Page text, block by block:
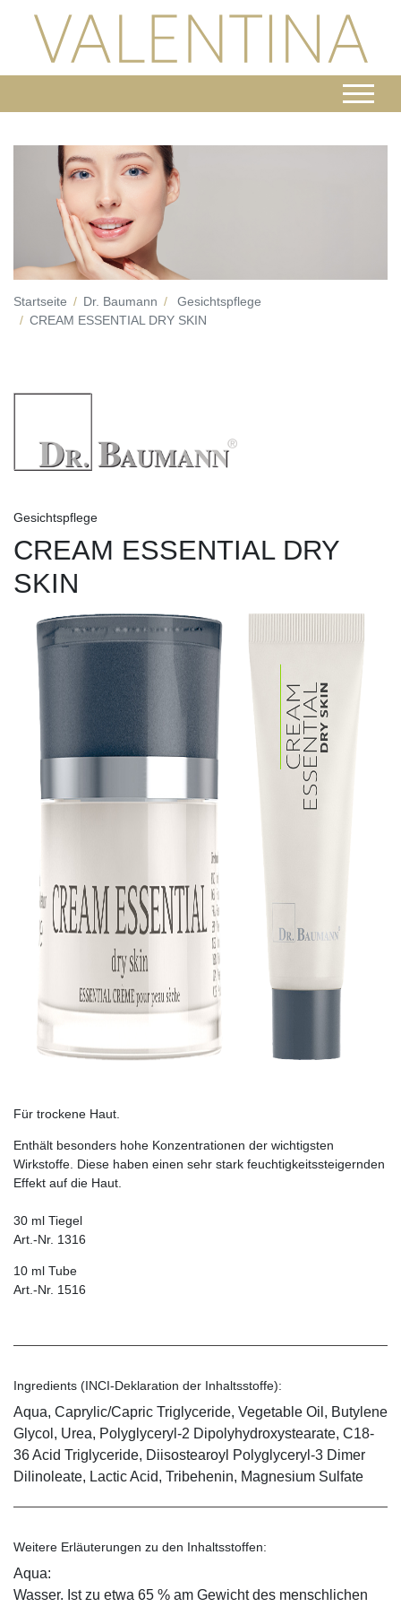
Startseite Dr. Baumann
Gesichtspflege
CREAM ESSENTIAL DRY SKIN
Gesichtspflege
CREAM ESSENTIAL DRY
SKIN
Für trockene Haut.
Enthält besonders hohe Konzentrationen der wichtigsten
Wirkstoffe. Diese haben einen sehr stark feuchtigkeitssteigernden
Effekt auf die Haut.
30 ml Tiegel
Art.-Nr. 1316
10 ml Tube
Art.-Nr. 1516
Ingredients (INCI-Deklaration der Inhaltsstoffe):
Aqua, Caprylic/Capric Triglyceride, Vegetable Oil, Butylene
Glycol, Urea, Polyglyceryl-2 Dipolyhydroxystearate, C18-
36 Acid Triglyceride, Diisostearoyl Polyglyceryl-3 Dimer
Dilinoleate, Lactic Acid, Tribehenin, Magnesium Sulfate
Weitere Erläuterungen zu den Inhaltsstoffen:
Aqua:
Wasser. Ist zu etwa 65 % am Gewicht des menschlichen